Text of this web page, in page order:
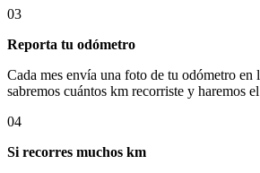
03
Reporta tu odómetro
Cada mes envía una foto de tu odómetro en
sabremos cuántos km recorriste y haremos
04
Si recorres muchos km